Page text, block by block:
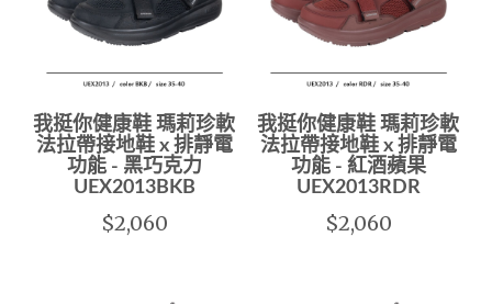
我挺你健康鞋 瑪莉珍軟
法拉帶接地鞋 x 排靜電
功能 - 黑巧克力
UEX2013BKB
$2,060
我挺你健康鞋 瑪莉珍軟
法拉帶接地鞋 x 排靜電
功能 - 紅酒蘋果
UEX2013RDR
$2,060